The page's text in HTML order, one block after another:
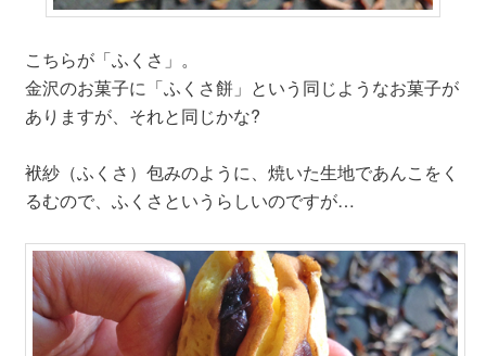
こちらが「ふくさ」。
金沢のお菓子に「ふくさ餅」という同じようなお菓子が
ありますが、それと同じかな?
袱紗（ふくさ）包みのように、焼いた生地であんこをく
るむので、ふくさというらしいのですが…